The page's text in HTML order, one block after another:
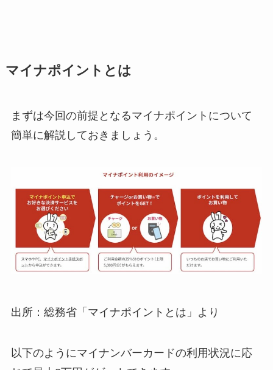
マイナポイントとは
まずは今回の前提となるマイナポイントについて
簡単に解説しておきましょう。
出所：総務省「マイナポイントとは」より
以下のようにマイナンバーカードの利用状況に応